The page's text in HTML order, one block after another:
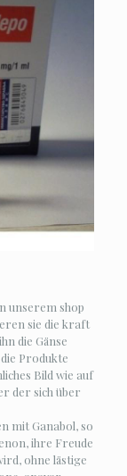
unserem shop
sie die kraft
die Gänse
Produkte
Bild wie auf
der sich über
mit Ganabol, so
ihre Freude
ohne lästige